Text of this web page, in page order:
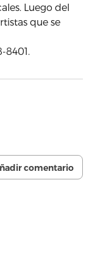
Luego del
que se
comentario